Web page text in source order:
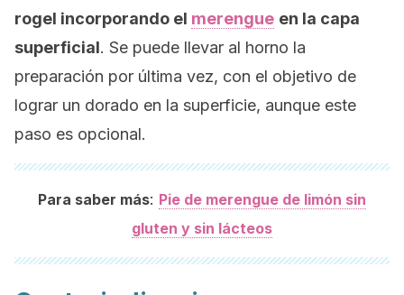
rogel incorporando el merengue en la capa
superficial. Se puede llevar al horno la
preparación por última vez, con el objetivo de
lograr un dorado en la superficie, aunque este
paso es opcional.
Para saber más: Pie de merengue de limón sin
gluten y sin lácteos